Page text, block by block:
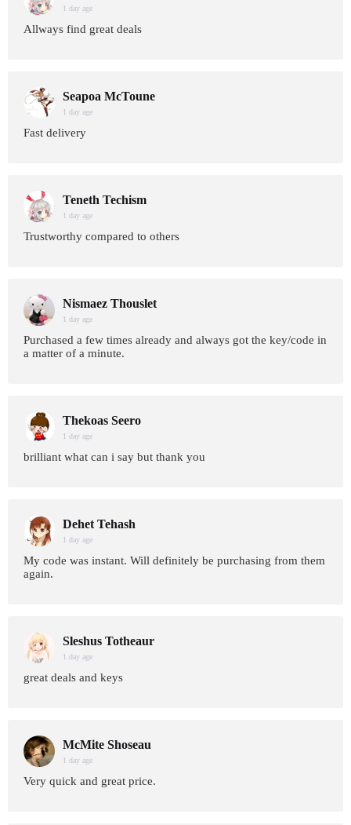
1 day age
Allways find great deals
Seapoa McToune
1 day age
Fast delivery
Teneth Techism
1 day age
Trustworthy compared to others
Nismaez Thouslet
1 day age
Purchased a few times already and always got the key/code in
a matter of a minute.
Thekoas Seero
1 day age
brilliant what can i say but thank you
Dehet Tehash
1 day age
My code was instant. Will definitely be purchasing from them
again.
Sleshus Totheaur
1 day age
great deals and keys
McMite Shoseau
1 day age
Very quick and great price.